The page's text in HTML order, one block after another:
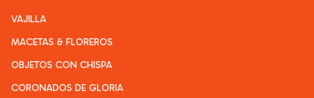
VAJILLA
MACETAS & FLOREROS
OBJETOS CON CHISPA
CORONADOS DE GLORIA